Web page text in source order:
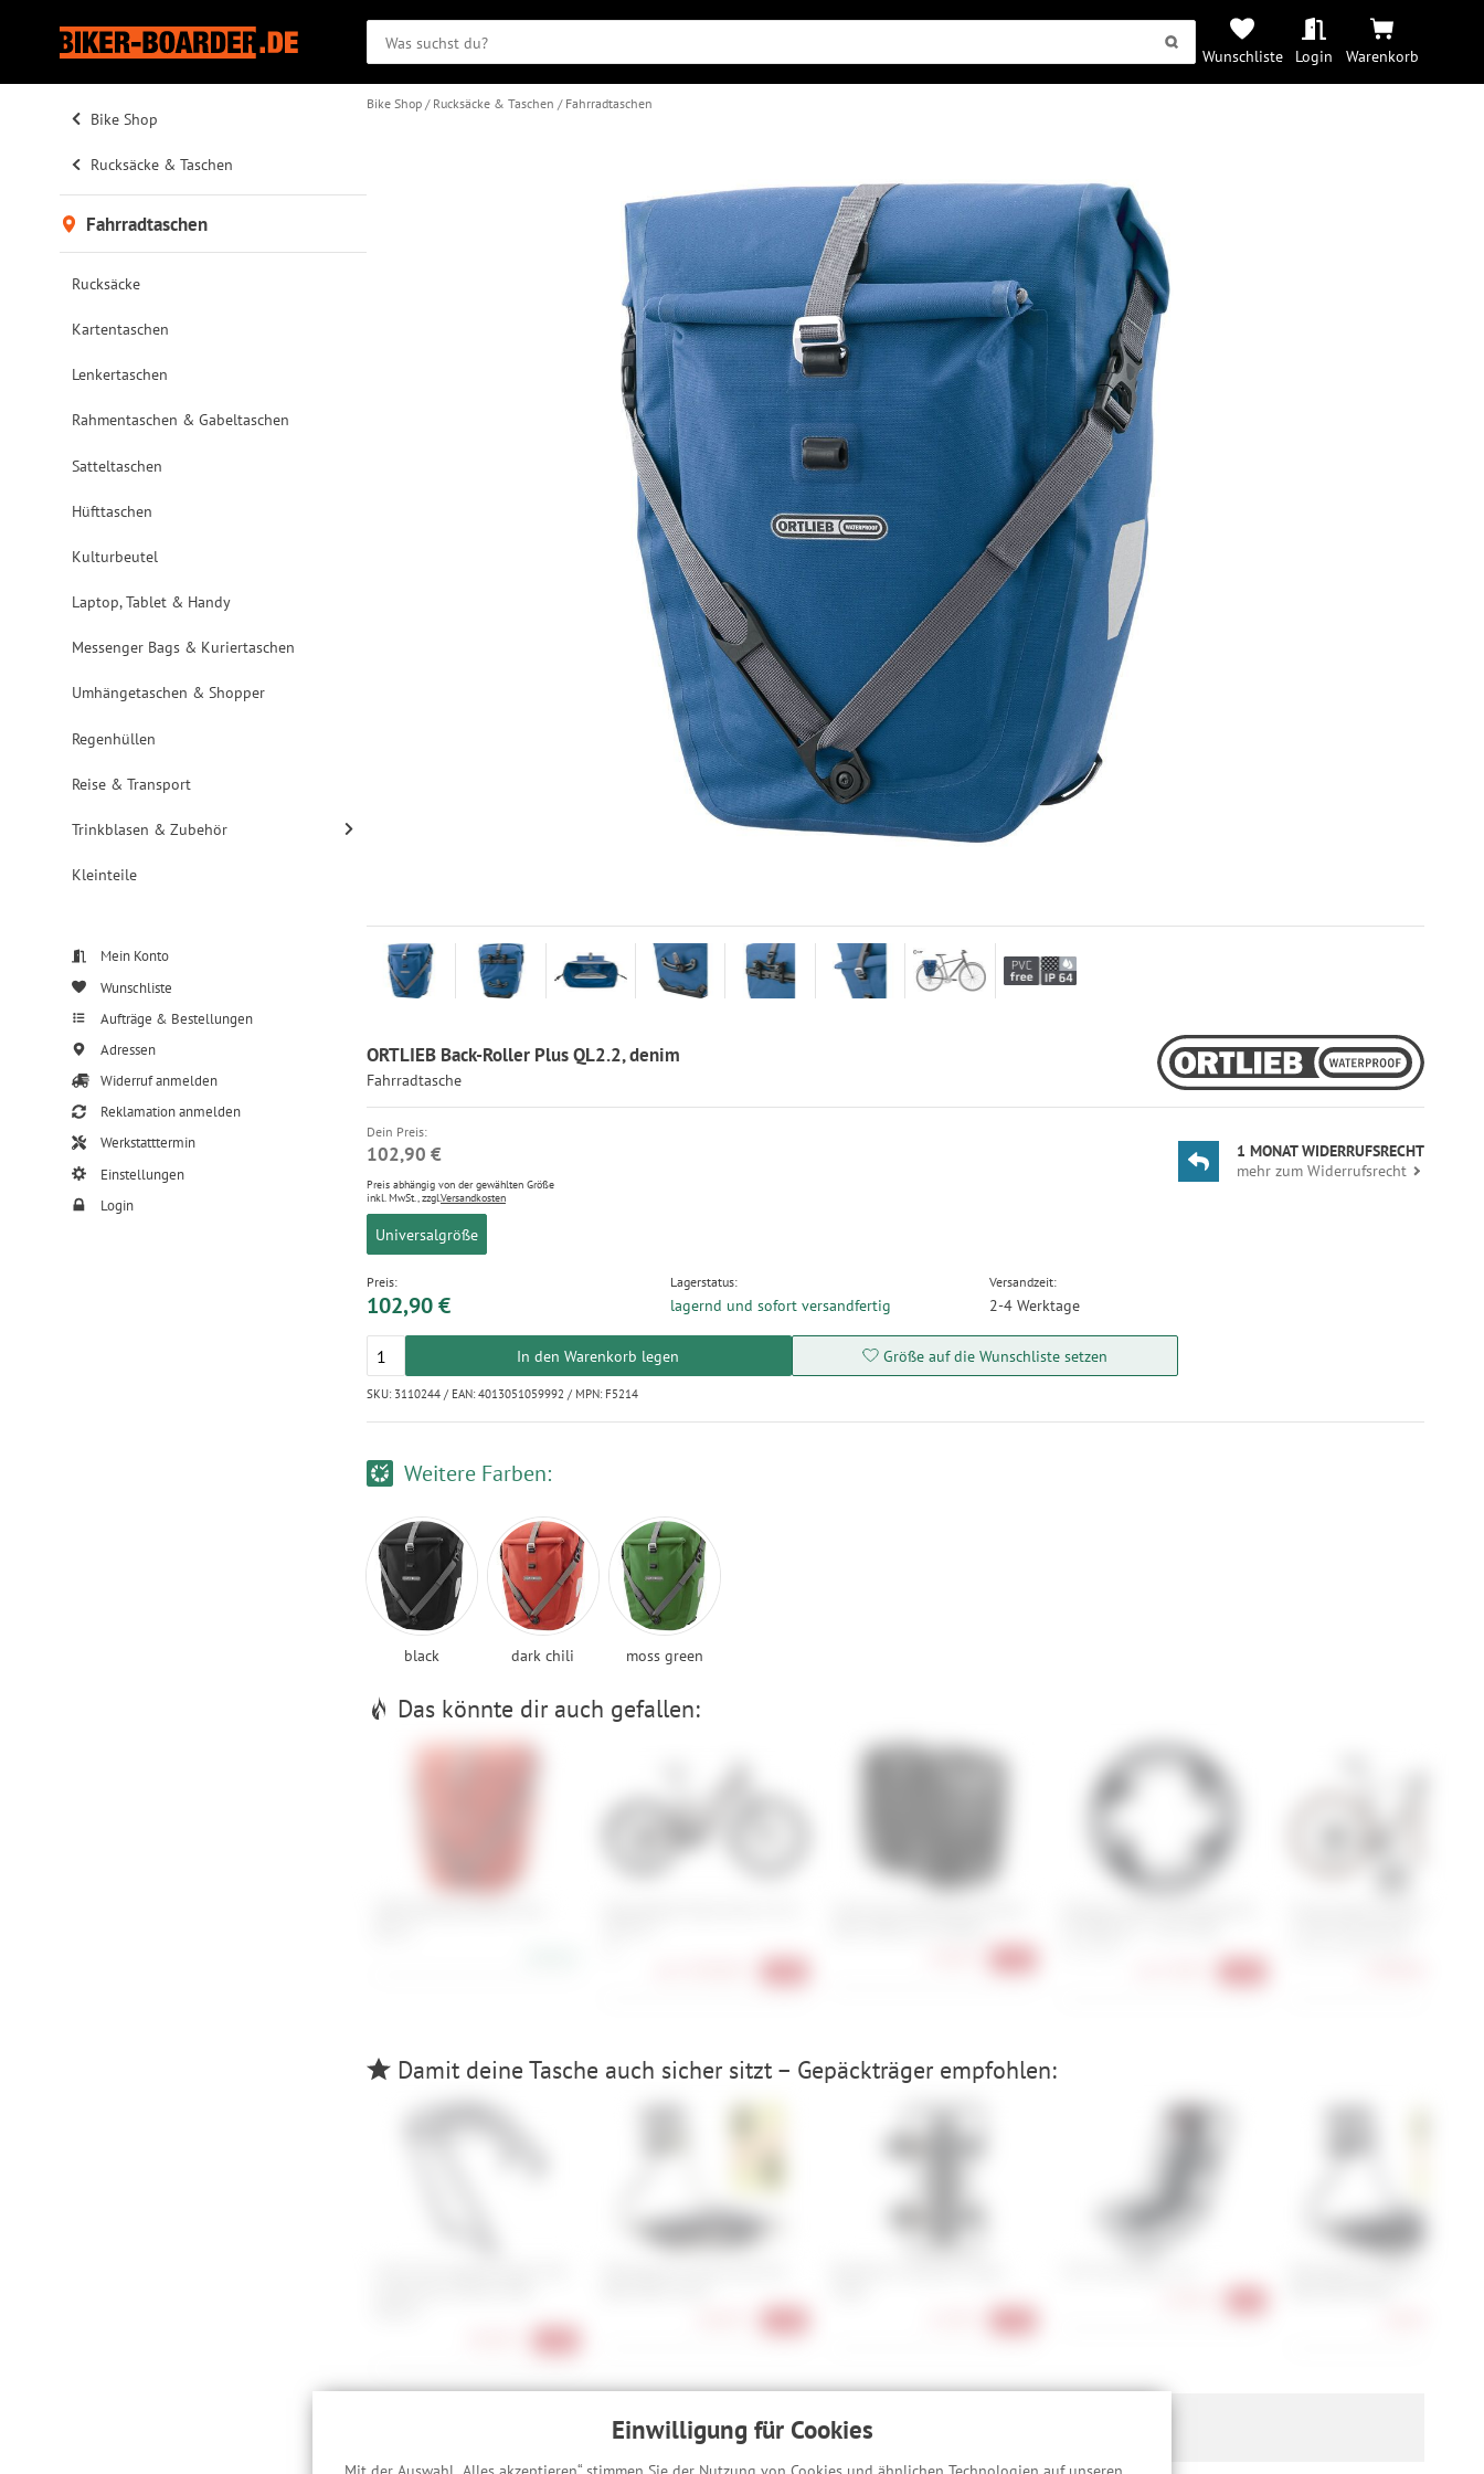
Wunschliste Login Warenkorb
Einwilligung für Cookies
Bike Shop
Rucksäcke & Taschen
Fahrradtaschen
Rucksäcke
Kartentaschen
Lenkertaschen
Rahmentaschen & Gabeltaschen
Satteltaschen
Hüfttaschen
Kulturbeutel
Laptop, Tablet & Handy
Messenger Bags & Kuriertaschen
Umhängetaschen & Shopper
Regenhüllen
Reise & Transport
Trinkblasen & Zubehör
Kleinteile
Mein Konto
Wunschliste
Aufträge & Bestellungen
Adressen
Widerruf anmelden
Reklamation anmelden
Werkstatttermin
Einstellungen
Login
Bike Shop Rucksäcke & Taschen Fahrradtaschen
ORTLIEB Back-Roller Plus QL2.2, denim
Fahrradtasche
Dein Preis:
102,90 €
Preis abhängig von der gewählten Größe
inkl. MwSt., zzgl.Versandkosten
Universalgröße
Preis:
102,90 €
Lagerstatus:
lagernd und sofort versandfertig
Versandzeit:
2-4 Werktage
In den Warenkorb legen Größe auf die Wunschliste setzen
SKU: 3110244 / EAN: 4013051059992 / MPN: F5214
1 MONAT WIDERRUFSRECHT
mehr zum Widerrufsrecht
Weitere Farben:
black dark chili moss green
Das könnte dir auch gefallen:
Damit deine Tasche auch sicher sitzt – Gepäckträger empfohlen: